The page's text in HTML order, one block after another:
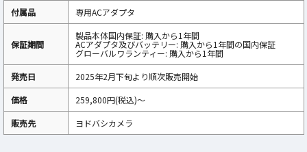
付属品
専用ACアダプタ
保証期間
製品本体国内保証: 購入から1年間
ACアダプタ及びバッテリー: 購入から1年間の国内保証
グローバルワランティー: 購入から1年間
発売日
2025年2月下旬より順次販売開始
価格
259,800円(税込)～
販売先
ヨドバシカメラ